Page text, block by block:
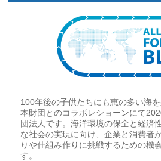
100年後の子供たちにも恵の多い海
本財団とのコラボレショーンにて
団法人です。海洋環境の保全と経済
な社会の実現に向け、企業と消費者
りや仕組み作りに挑戦するための機
す。